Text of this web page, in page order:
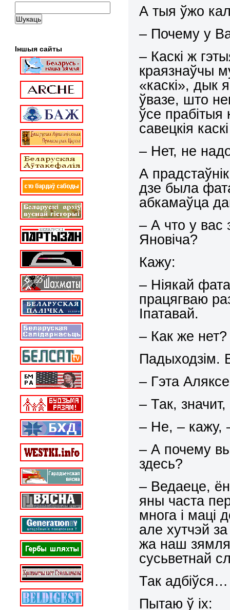
А тыя ўжо
– Почему у
– Каскі ж
краязнаўчы
«каскі», дык
ўвазе, што
ўсе
савецкія
– Нет, не
А
дзе была
абкамаўца
– А что у вас
Яновіча?
Кажу:
– Ніякай
працягваю
Іпатавай.
– Как же
Падыходзім.
– Гэта
– Так,
– Не, – кажу,
– А почему
здесь?
– Ведаеце,
яны часта
многа і маці
але хутчэй
жа наш
сусьветнай
Так адбіўся…
Пытаю ў іх:
Іншыя сайты